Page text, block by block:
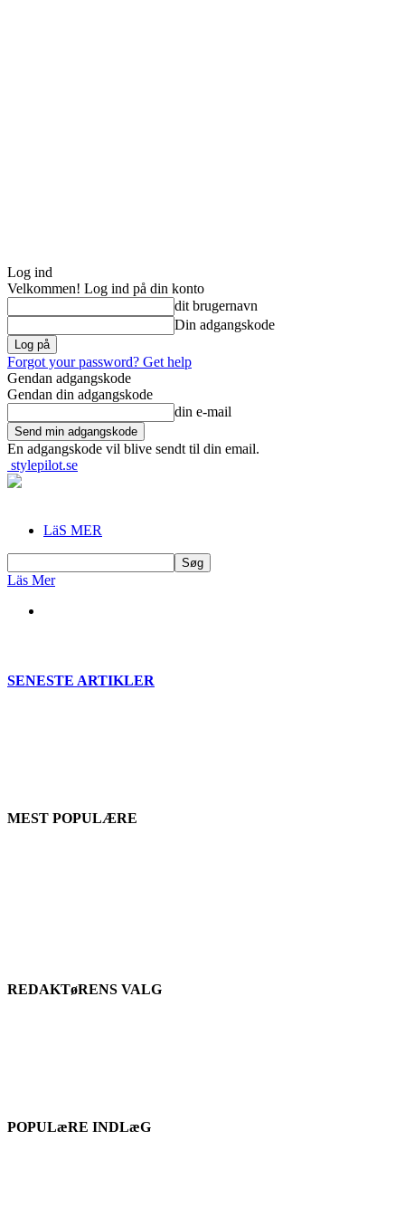
Log ind
Velkommen! Log ind på din konto
dit brugernavn
Din adgangskode
Forgot your password? Get help
Gendan adgangskode
Gendan din adgangskode
din e-mail
En adgangskode vil blive sendt til din email.
stylepilot.se
LäS MER
Läs Mer
SENESTE ARTIKLER
MEST POPULÆRE
REDAKTøRENS VALG
POPULæRE INDLæG